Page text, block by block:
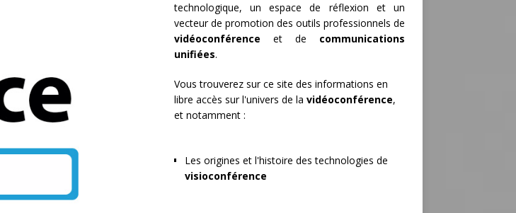
technologique, un espace de réflexion et un
vecteur de promotion des outils professionnels de
vidéoconférence et de communications
unifiées.
Vous trouverez sur ce site des informations en
libre accès sur l'univers de la vidéoconférence,
et notamment :
Les origines et l'histoire des technologies de
visioconférence